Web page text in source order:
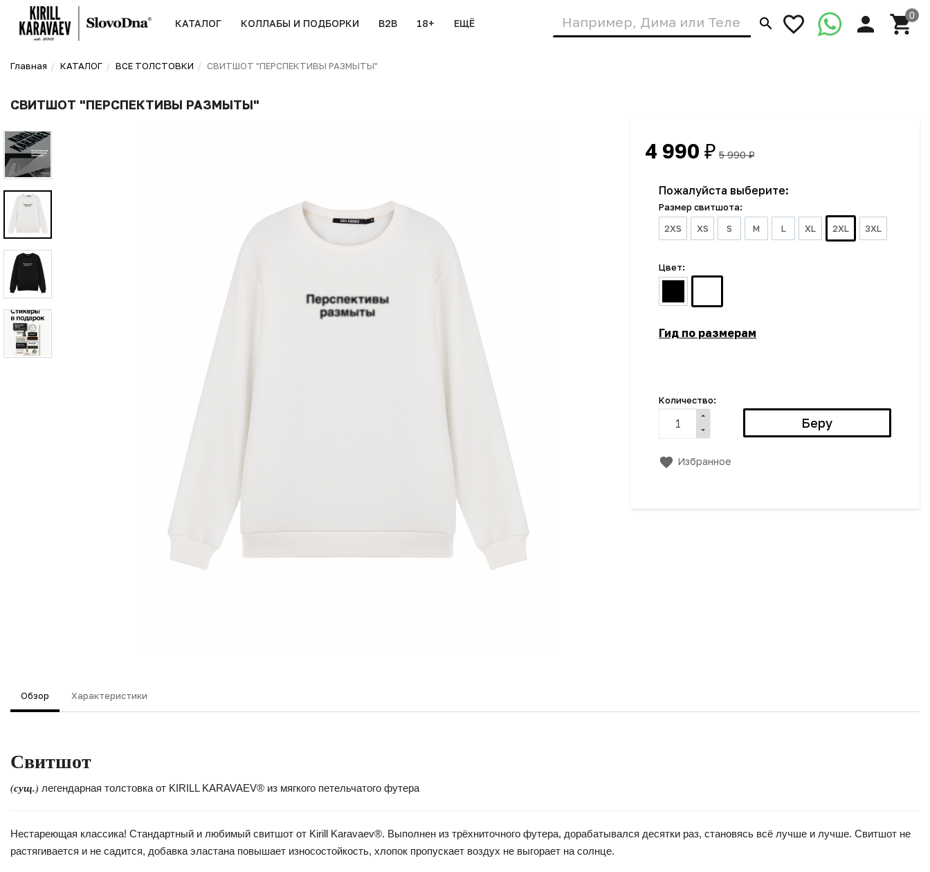
КАТАЛОГ КОЛЛАБЫ И ПОДБОРКИ B2B 18+ ЕЩЁ
Главная КАТАЛОГ ВСЕ ТОЛСТОВКИ СВИТШОТ "ПЕРСПЕКТИВЫ РАЗМЫТЫ"
СВИТШОТ "ПЕРСПЕКТИВЫ РАЗМЫТЫ"
4 990 ₽ 5 990₽
Пожалуйста выберите:
Размер свитшота:
2XS
XS S M L XL 2XL 3XL
Цвет:
Гид по размерам
Количество:
Избранное
Обзор Характеристики
Свитшот
(сущ.) легендарная толстовка от KIRILL KARAVAEV® из мягкого петельчатого футера
Нестареющая классика! Стандартный и любимый свитшот от Kirill Karavaev®. Выполнен из трёхниточного футера, дорабатывался десятки раз, становясь всё лучше и лучше. Свитшот не
растягивается и не садится, добавка эластана повышает износостойкость, хлопок пропускает воздух не выгорает на солнце.